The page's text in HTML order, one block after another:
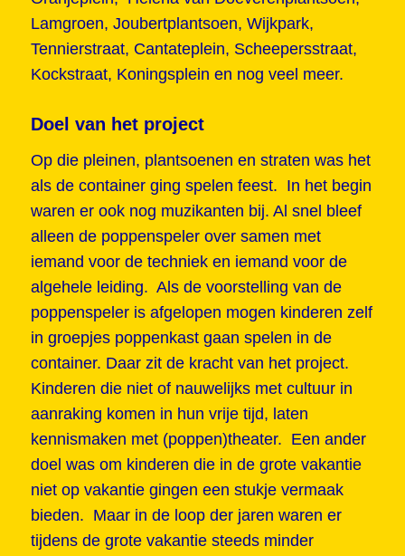
Lamgroen, Joubertplantsoen, Wijkpark,
Tennierstraat, Cantateplein, Scheepersstraat,
Kockstraat, Koningsplein en nog veel meer.
Doel van het project
Op die pleinen, plantsoenen en straten was het
als de container ging spelen feest. In het begin
waren er ook nog muzikanten bij. Al snel bleef
alleen de poppenspeler over samen met
iemand voor de techniek en iemand voor de
algehele leiding. Als de voorstelling van de
poppenspeler is afgelopen mogen kinderen zelf
in groepjes poppenkast gaan spelen in de
container. Daar zit de kracht van het project.
Kinderen die niet of nauwelijks met cultuur in
aanraking komen in hun vrije tijd, laten
kennismaken met (poppen)theater. Een ander
doel was om kinderen die in de grote vakantie
niet op vakantie gingen een stukje vermaak
bieden. Maar in de loop der jaren waren er
tijdens de grote vakantie steeds minder